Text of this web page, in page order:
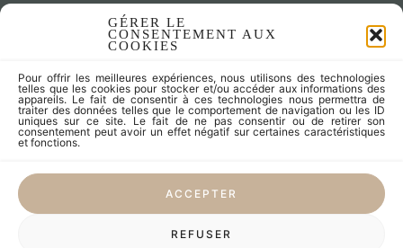
GÉRER LE
CONSENTEMENT AUX
COOKIES
Pour offrir les meilleures expériences, nous utilisons des technologies
telles que les cookies pour stocker et/ou accéder aux informations des
appareils. Le fait de consentir à ces technologies nous permettra de
traiter des données telles que le comportement de navigation ou les ID
uniques sur ce site. Le fait de ne pas consentir ou de retirer son
consentement peut avoir un effet négatif sur certaines caractéristiques
et fonctions.
ACCEPTER
REFUSER
Nos Produits Upcycling
Articles zéro déchet
Fleurs séchées
Lampes
Meubles
Objets
Univers de l'enfant
Vaisselle